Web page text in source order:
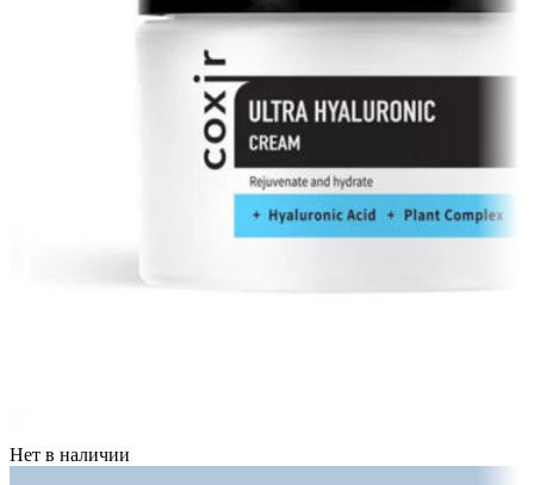
Нет в наличии